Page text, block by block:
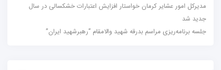
مدیرکل امور عشایر کرمان خواستار افزایش اعتبارات خشکسالی در سال
جدید شد
جلسه برنامه‌ریزی مراسم بدرقه شهید والامقام “رهبرشهید ایران”